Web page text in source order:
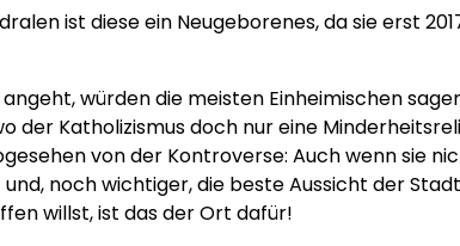
ist diese ein Neugeborenes, da sie erst
würden die meisten Einheimischen
der Katholizismus doch nur eine
von der Kontroverse: Auch wenn sie
noch wichtiger, die beste Aussicht der
willst, ist das der Ort dafür!